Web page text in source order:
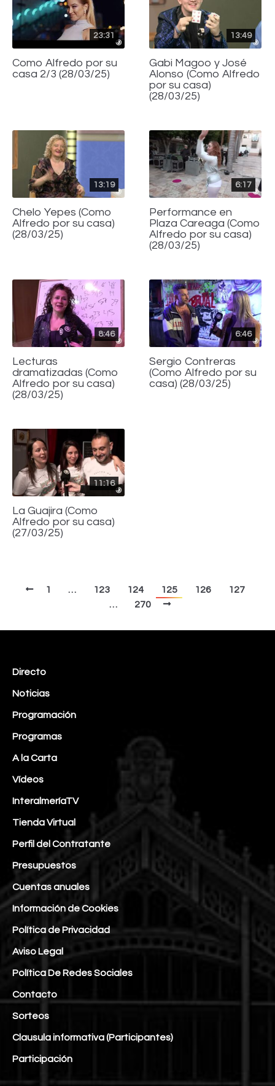
23:31
Como Alfredo por su
casa 2/3 (28/03/25)
13:49
Gabi Magoo y José
Alonso (Como Alfredo
por su casa)
(28/03/25)
13:19
Chelo Yepes (Como
Alfredo por su casa)
(28/03/25)
6:17
Performance en
Plaza Careaga (Como
Alfredo por su casa)
(28/03/25)
8:46
Lecturas
dramatizadas (Como
Alfredo por su casa)
(28/03/25)
6:46
Sergio Contreras
(Como Alfredo por su
casa) (28/03/25)
11:16
La Guajira (Como
Alfredo por su casa)
(27/03/25)
1 … 123 124 125 126
127
…
270
Directo
Noticias
Programación
Programas
A la Carta
Vídeos
InteralmeríaTV
Tienda Virtual
Perfil del Contratante
Presupuestos
Cuentas anuales
Información de Cookies
Política de Privacidad
Aviso Legal
Política De Redes Sociales
Contacto
Sorteos
Clausula informativa (Participantes)
Participación